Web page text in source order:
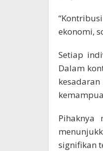
ekonomi,
Setiap
Dalam
Pihaknya
signifikan